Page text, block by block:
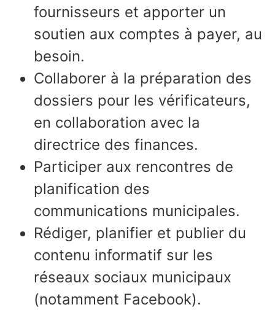
fournisseurs et apporter un
soutien aux comptes à payer, au
besoin.
Collaborer à la préparation des
dossiers pour les vérificateurs,
en collaboration avec la
directrice des finances.
Participer aux rencontres de
planification des
communications municipales.
Rédiger, planifier et publier du
contenu informatif sur les
réseaux sociaux municipaux
(notamment Facebook).